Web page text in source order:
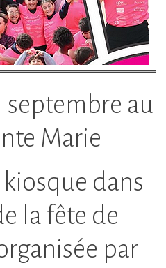
septembre au
Marie
kiosque dans
la fête de
par